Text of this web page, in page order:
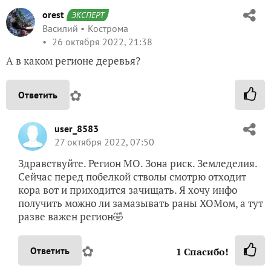
orest ЭКСПЕРТ
Василий
Кострома
26 октября 2022, 21:38
А в каком регионе деревья?
Ответить ✿
user_8583
27 октября 2022, 07:50
Здравствуйте. Регион МО. Зона риск. Земледелия.
Сейчас перед побелкой стволы смотрю отходит
кора вот и приходится зачищать. Я хочу инфо
получить можно ли замазывать раны ХОМом, а тут
разве важен регион🤣
Ответить ✿ 1 Спасибо!